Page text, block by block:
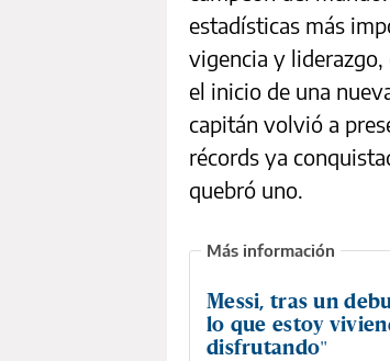
estadísticas más
vigencia y
el inicio de una
capitán volvió a
récords ya
quebró uno.
Messi, tras un
lo que estoy
disfrutando"